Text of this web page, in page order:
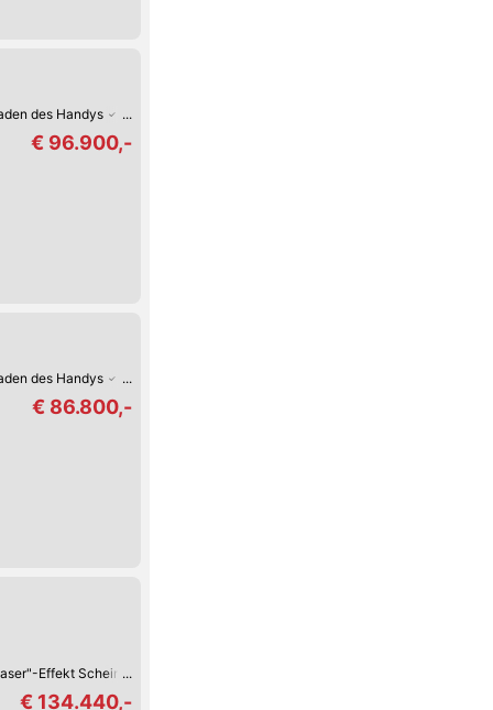
des Handys WiFi-/WLAN-Hotspot
€ 96.900,-
des Handys WiFi-/WLAN-Hotspot
€ 86.800,-
Effekt Scheinwerfer
€ 134.440,-